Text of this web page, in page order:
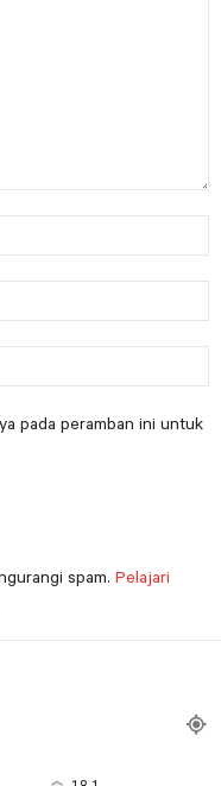
pada peramban ini untuk
spam. Pelajari